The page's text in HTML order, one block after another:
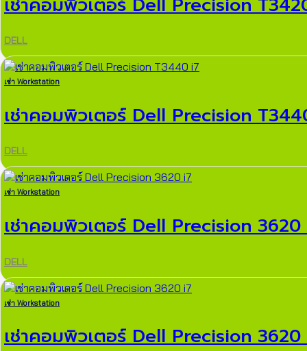
DELL
เช่า Workstation
เช่าคอมพิวเตอร์ Dell Precision
DELL
เช่า Workstation
เช่าคอมพิวเตอร์ Dell Precision
DELL
เช่า Workstation
เช่าคอมพิวเตอร์ Dell Precision